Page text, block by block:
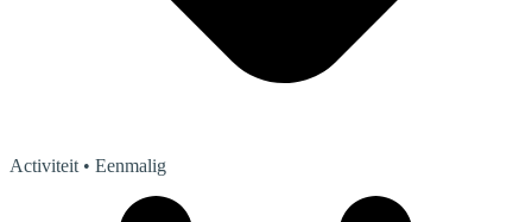
Activiteit • Eenmalig